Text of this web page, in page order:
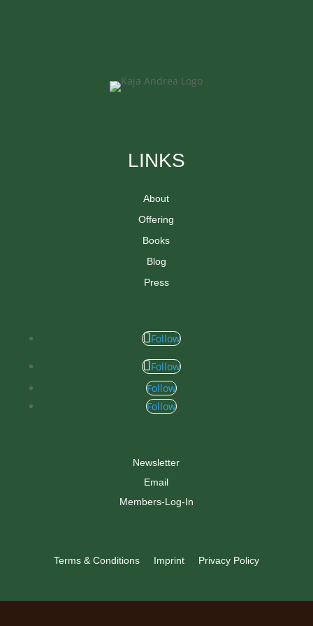
LINKS
About
Offering
Books
Blog
Press
Follow
Follow
Follow
Follow
Newsletter
Email
Members-Log-In
Terms & Conditions Imprint Privacy Policy